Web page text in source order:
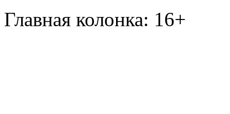
Главная колонка: 16+